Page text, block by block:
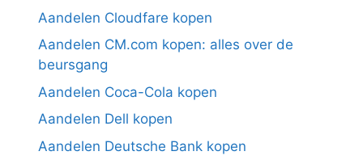
Aandelen Cloudfare kopen
Aandelen CM.com kopen: alles over de
beursgang
Aandelen Coca-Cola kopen
Aandelen Dell kopen
Aandelen Deutsche Bank kopen